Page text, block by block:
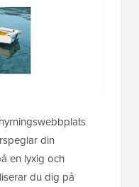
din
en lyxig och
du dig på